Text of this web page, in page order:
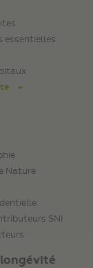
essentielles
Nature
SNI